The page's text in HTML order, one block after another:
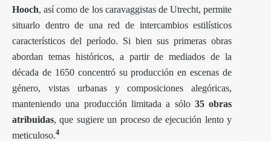
Hooch, así como de los caravaggistas de Utrecht, permite
situarlo dentro de una red de intercambios estilísticos
característicos del período. Si bien sus primeras obras
abordan temas históricos, a partir de mediados de la
década de 1650 concentró su producción en escenas de
género, vistas urbanas y composiciones alegóricas,
manteniendo una producción limitada a sólo 35 obras
atribuidas, que sugiere un proceso de ejecución lento y
meticuloso.4